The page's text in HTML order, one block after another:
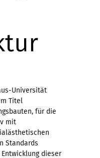
Universität
Titel
für die
mit
Standards
dieser